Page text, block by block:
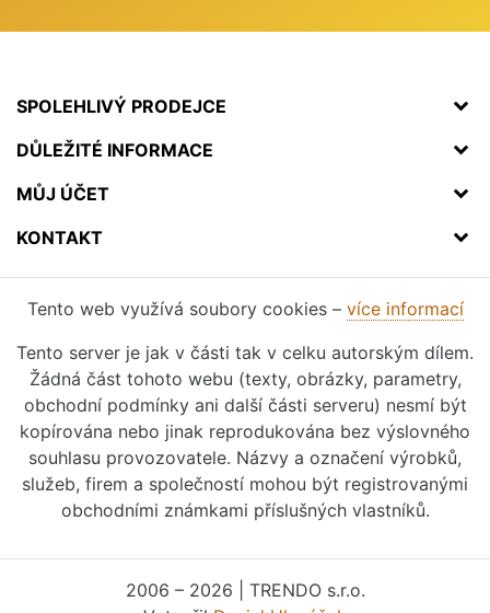
SPOLEHLIVÝ PRODEJCE
DŮLEŽITÉ INFORMACE
MŮJ ÚČET
KONTAKT
Tento web využívá soubory cookies – více informací
Tento server je jak v části tak v celku autorským dílem.
Žádná část tohoto webu (texty, obrázky, parametry,
obchodní podmínky ani další části serveru) nesmí být
kopírována nebo jinak reprodukována bez výslovného
souhlasu provozovatele. Názvy a označení výrobků,
služeb, firem a společností mohou být registrovanými
obchodními známkami příslušných vlastníků.
2006 – 2026 | TRENDO s.r.o.